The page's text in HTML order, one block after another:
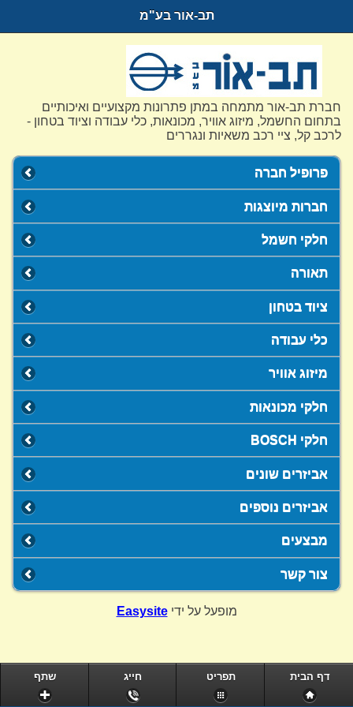
תב-אור בע"מ
חברת תב-אור מתמחה במתן פתרונות מקצועיים ואיכותיים
בתחום החשמל, מיזוג אוויר, מכונאות, כלי עבודה וציוד בטחון -
לרכב קל, ציי רכב משאיות ונגררים
פרופיל חברה
חברות מיוצגות
חלקי חשמל
תאורה
ציוד בטחון
כלי עבודה
מיזוג אוויר
חלקי מכונאות
חלקי BOSCH
אביזרים שונים
אביזרים נוספים
מבצעים
צור קשר
מופעל על ידיEasysite
שתף חייג תפריט דף הבית